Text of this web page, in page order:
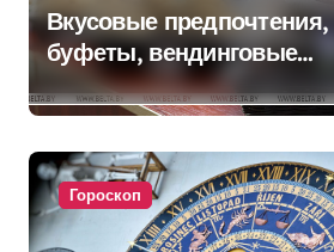
Вкусовые предпочтения,
буфеты, вендинговые
аппараты.
изменениях в школьном
питании
Гороскоп